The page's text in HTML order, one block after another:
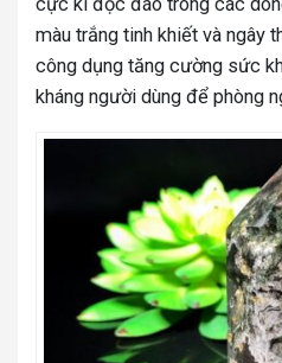
cực kì độc đáo trong các
màu trắng tinh khiết và ngây
công dụng tăng cường sức
kháng người dùng để phòng